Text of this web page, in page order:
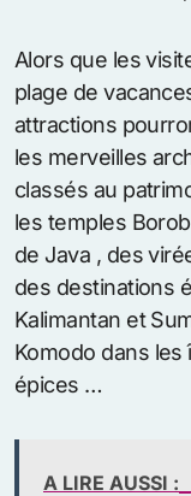
Alors que les
plage de
attractions
les merveilles
classés au
les temples
de Java , des
des destinations
Kalimantan et
Komodo dans les
épices …
A LIRE AUSSI :